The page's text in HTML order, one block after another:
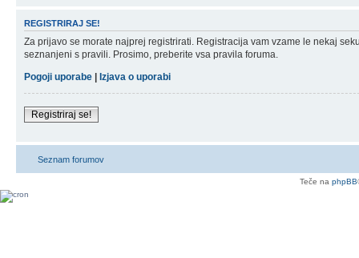
REGISTRIRAJ SE!
Za prijavo se morate najprej registrirati. Registracija vam vzame le nekaj
seznanjeni s pravili. Prosimo, preberite vsa pravila foruma.
Pogoji uporabe
Izjava o uporabi
Registriraj se!
Seznam forumov
Teče na phpBB